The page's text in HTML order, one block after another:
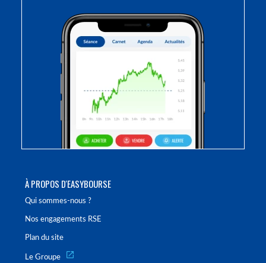
À PROPOS D'EASYBOURSE
Qui sommes-nous ?
Nos engagements RSE
Plan du site
Le Groupe